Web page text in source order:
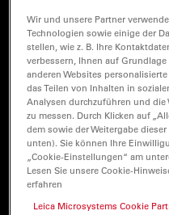
Wir und unsere Partner
Technologien sowie einige der
stellen, wie z. B. Ihre
verbessern, Ihnen auf
anderen Websites
das Teilen von Inhalten in
Analysen durchzuführen und die
zu messen. Durch Klicken auf
dem sowie der Weitergabe
unten). Sie können Ihre
„Cookie-Einstellungen“ am
Lesen Sie unsere Cookie-
erfahren
Leica Microsystems Cookie